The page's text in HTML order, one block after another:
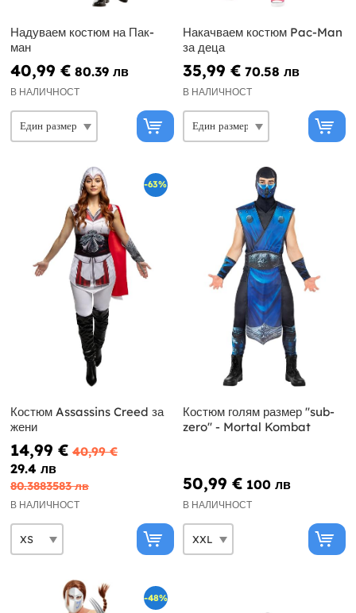
Надуваем костюм на Пак-
ман
40,99 € 80.39 лв
В НАЛИЧНОСТ
Накачваем костюм Pac-Man
за деца
35,99 € 70.58 лв
В НАЛИЧНОСТ
-63%
Костюм Assassins Creed за
жени
14,99 € 40,99 €
29.4 лв
80.3883583 лв
В НАЛИЧНОСТ
Костюм голям размер ''sub-
zero'' - Mortal Kombat
50,99 € 100 лв
В НАЛИЧНОСТ
-48%